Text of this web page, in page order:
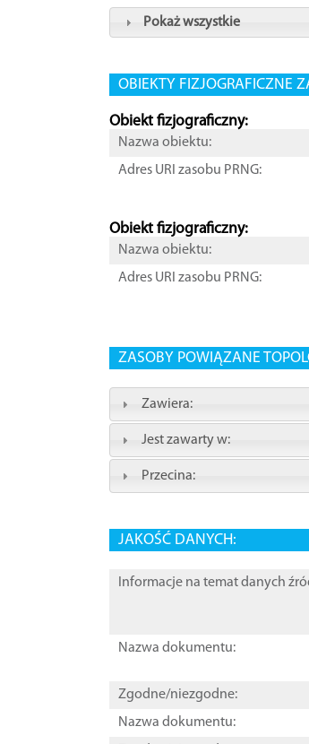
Pokaż wszystkie
OBIEKTY FIZJOGRAFICZNE
Obiekt fizjograficzny:
Nazwa obiektu:
Adres URI zasobu PRNG:
Obiekt fizjograficzny:
Nazwa obiektu:
Adres URI zasobu PRNG:
ZASOBY POWIĄZANE
Zawiera:
Jest zawarty w:
Przecina:
JAKOŚĆ DANYCH:
Informacje na temat danych
Nazwa dokumentu:
Zgodne/niezgodne:
Nazwa dokumentu: